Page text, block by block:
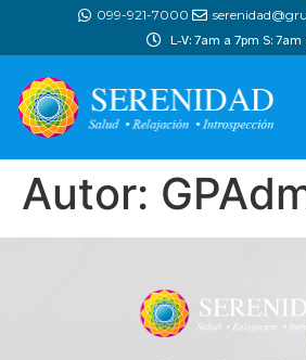
099-921-7000
L-V: 7am a 7pm S: 7am
Autor: